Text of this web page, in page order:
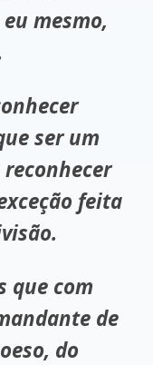
mesmo,
ser um
feita
que com
de
do